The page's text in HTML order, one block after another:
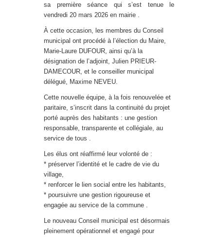
sa première séance qui s’est tenue le
vendredi 20 mars 2026 en mairie .
À cette occasion, les membres du Conseil
municipal ont procédé à l’élection du Maire,
Marie-Laure DUFOUR, ainsi qu’à la
désignation de l’adjoint, Julien PRIEUR-
DAMECOUR, et le conseiller municipal
délégué, Maxime NEVEU.
Cette nouvelle équipe, à la fois renouvelée et
paritaire, s’inscrit dans la continuité du projet
porté auprès des habitants : une gestion
responsable, transparente et collégiale, au
service de tous .
Les élus ont réaffirmé leur volonté de :
* préserver l’identité et le cadre de vie du
village,
* renforcer le lien social entre les habitants,
* poursuivre une gestion rigoureuse et
engagée au service de la commune .
Le nouveau Conseil municipal est désormais
pleinement opérationnel et engagé pour